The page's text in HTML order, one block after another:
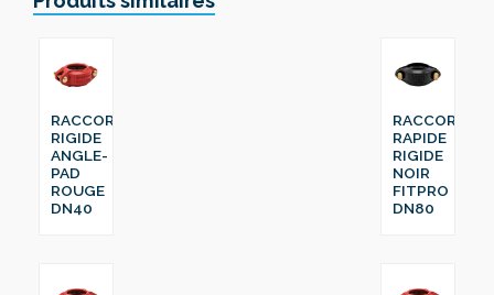
RACCORD
RIGIDE
ANGLE-
PAD
ROUGE
DN40
RACCORD
RAPIDE
RIGIDE
NOIR
FITPRO
DN80